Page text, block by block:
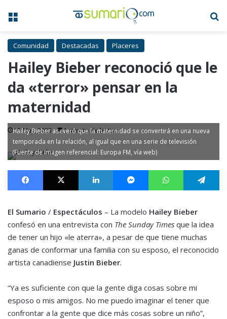
Menú
Comunidad Destacadas Placeres
Hailey Bieber reconoció que le
da «terror» pensar en la
maternidad
15 May, 2023 1 minuto de lectura
Hailey Bieber aseveró que la maternidad se convertirá en una nueva
temporada en la relación, al igual que en una serie de televisión
(Fuente de imagen referencial: Europa FM, vía web)
Facebook X LinkedIn MessengerWhatsApp
El Sumario / Espectáculos – La modelo Hailey Bieber
confesó en una entrevista con The Sunday Times que la idea
de tener un hijo «le aterra», a pesar de que tiene muchas
ganas de conformar una familia con su esposo, el reconocido
artista canadiense Justin Bieber.
“Ya es suficiente con que la gente diga cosas sobre mi
esposo o mis amigos. No me puedo imaginar el tener que
confrontar a la gente que dice más cosas sobre un niño”,